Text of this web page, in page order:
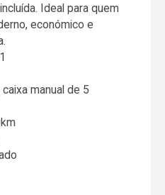
Ideal para quem
económico e
manual de 5